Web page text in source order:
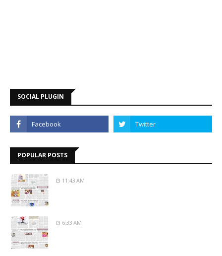
SOCIAL PLUGIN
POPULAR POSTS
11:43 AM
6:33 AM